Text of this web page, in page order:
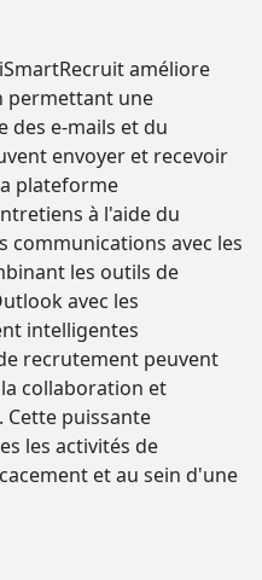
améliore
permettant une
des e-mails et du
envoyer et recevoir
plateforme
à l'aide du
communications avec les
les outils de
avec les
intelligentes
recrutement peuvent
collaboration et
Cette puissante
les activités de
et au sein d'une